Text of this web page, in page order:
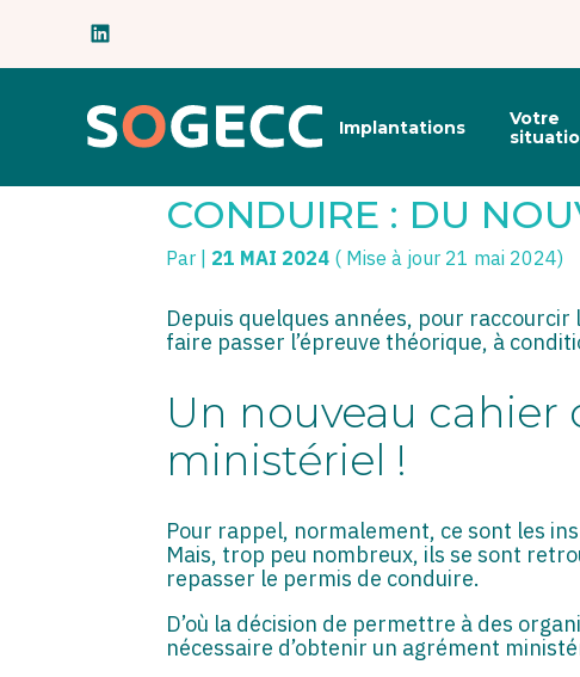
Aller
Principal
Implantations
Votre
CONDUIRE : DU
Par | 21 MAI 2024 ( Mise à jour 21 mai 2024)
Depuis quelques années, pour
faire passer l’épreuve théorique, à
Un nouveau
ministériel !
Pour rappel, normalement, ce sont les
Mais, trop peu nombreux, ils se sont
repasser le permis de conduire.
D’où la décision de permettre à des
nécessaire d’obtenir un agrément